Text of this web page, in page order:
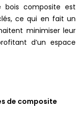
bois composite est
ce qui en fait un
minimiser leur
d’un espace
de composite